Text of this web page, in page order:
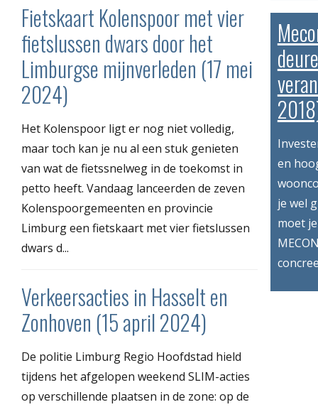
Fietskaart Kolenspoor met vier
fietslussen dwars door het
Limburgse mijnverleden (17 mei
2024)
Het Kolenspoor ligt er nog niet volledig,
maar toch kan je nu al een stuk genieten
van wat de fietssnelweg in de toekomst in
petto heeft. Vandaag lanceerden de zeven
Kolenspoorgemeenten en provincie
Limburg een fietskaart met vier fietslussen
dwars d...
Verkeersacties in Hasselt en
Zonhoven (15 april 2024)
De politie Limburg Regio Hoofdstad hield
tijdens het afgelopen weekend SLIM-acties
op verschillende plaatsen in de zone: op de
en
je wel
moet